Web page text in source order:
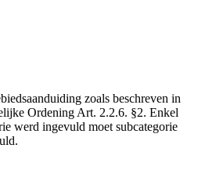
zoals beschreven in
Ordening Art. 2.2.6. §2. Enkel
werd ingevuld moet subcategorie